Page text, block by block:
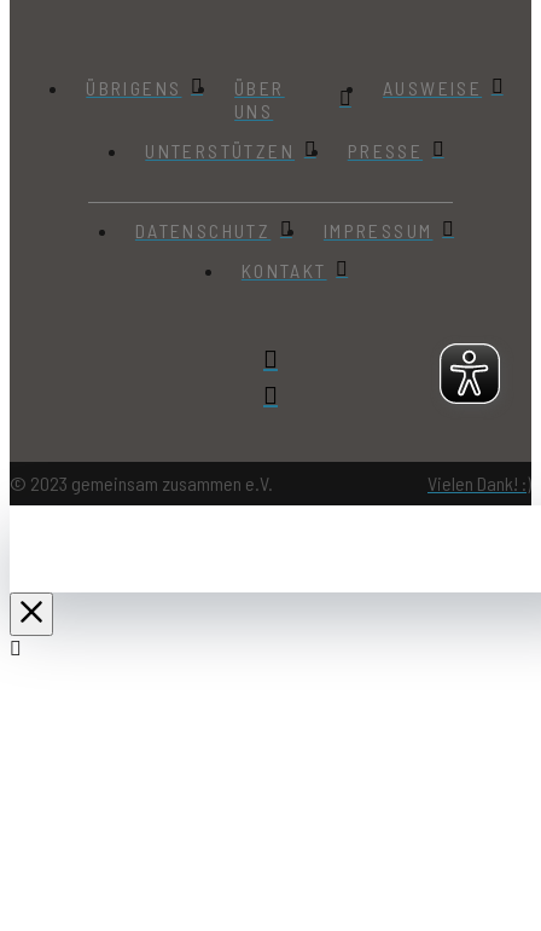
ÜBRIGENS
ÜBER
UNS
AUSWEISE
UNTERSTÜTZEN PRESSE
DATENSCHUTZ
IMPRESSUM
KONTAKT
© 2023 gemeinsam zusammen e.V. Vielen Dank! :)